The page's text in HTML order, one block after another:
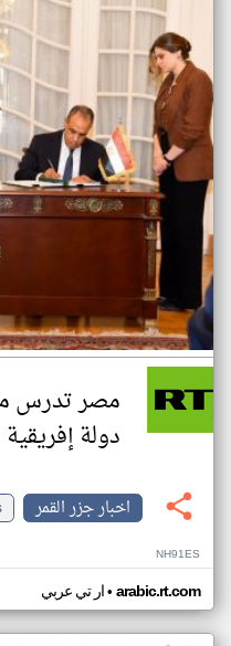
مصر تدرس
دولة إفريقية
اخبار جزر القمر
NH91ES
ار تي عربي• arabic.rt.com